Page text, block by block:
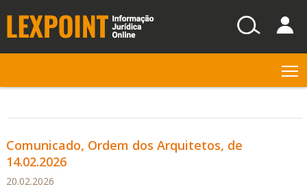
Comunicado, Ordem dos Arquitetos, de
14.02.2026
20.02.2026